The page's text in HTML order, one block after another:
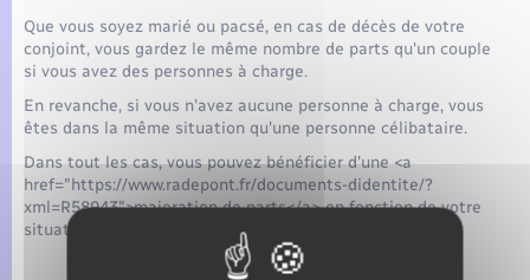
Que vous soyez marié ou pacsé, en cas de décès de votre
conjoint, vous gardez le même nombre de parts qu'un couple
si vous avez des personnes à charge.
En revanche, si vous n'avez aucune personne à charge, vous
êtes dans la même situation qu'une personne célibataire.
Dans tout les cas, vous pouvez bénéficier d'une <a
href="https://www.radepont.fr/documents-didentite/?
xml=R58943">majoration de parts</a> en fonction de votre
situation.